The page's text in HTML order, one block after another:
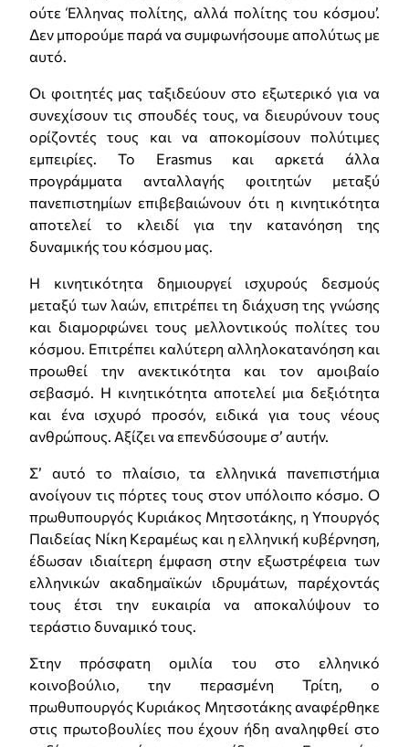
ούτε Έλληνας πολίτης, αλλά πολίτης του κόσμου’.
Δεν μπορούμε παρά να συμφωνήσουμε απολύτως με
αυτό.
Οι φοιτητές μας ταξιδεύουν στο εξωτερικό για να
συνεχίσουν τις σπουδές τους, να διευρύνουν τους
ορίζοντές τους και να αποκομίσουν πολύτιμες
εμπειρίες. Το Erasmus και αρκετά άλλα
προγράμματα ανταλλαγής φοιτητών μεταξύ
πανεπιστημίων επιβεβαιώνουν ότι η κινητικότητα
αποτελεί το κλειδί για την κατανόηση της
δυναμικής του κόσμου μας.
Η κινητικότητα δημιουργεί ισχυρούς δεσμούς
μεταξύ των λαών, επιτρέπει τη διάχυση της γνώσης
και διαμορφώνει τους μελλοντικούς πολίτες του
κόσμου. Επιτρέπει καλύτερη αλληλοκατανόηση και
προωθεί την ανεκτικότητα και τον αμοιβαίο
σεβασμό. Η κινητικότητα αποτελεί μια δεξιότητα
και ένα ισχυρό προσόν, ειδικά για τους νέους
ανθρώπους. Αξίζει να επενδύσουμε σ’ αυτήν.
Σ’ αυτό το πλαίσιο, τα ελληνικά πανεπιστήμια
ανοίγουν τις πόρτες τους στον υπόλοιπο κόσμο. Ο
πρωθυπουργός Κυριάκος Μητσοτάκης, η Υπουργός
Παιδείας Νίκη Κεραμέως και η ελληνική κυβέρνηση,
έδωσαν ιδιαίτερη έμφαση στην εξωστρέφεια των
ελληνικών ακαδημαϊκών ιδρυμάτων, παρέχοντάς
τους έτσι την ευκαιρία να αποκαλύψουν το
τεράστιο δυναμικό τους.
Στην πρόσφατη ομιλία του στο ελληνικό
κοινοβούλιο, την περασμένη Τρίτη, ο
πρωθυπουργός Κυριάκος Μητσοτάκης αναφέρθηκε
στις πρωτοβουλίες που έχουν ήδη αναληφθεί στο